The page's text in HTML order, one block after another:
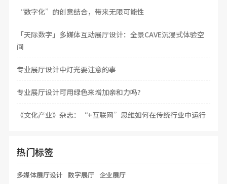
“数字化”的创意结合，带来无限可能性
「天际数字」多媒体互动展厅设计：全景CAVE沉浸式体验空
间
专业展厅设计中灯光要注意的事
专业展厅设计可用绿色来增加亲和力吗?
《文化产业》杂志：“+互联网”思维如何在传统行业中运行
热门标签
多媒体展厅设计 数字展厅 企业展厅